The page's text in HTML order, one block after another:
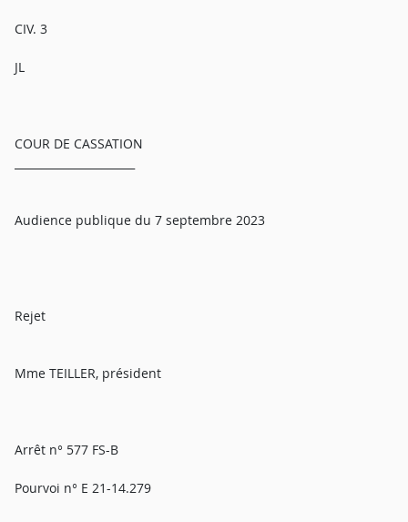
CIV. 3
JL
COUR DE CASSATION
Audience publique du 7 septembre 2023
Rejet
Mme TEILLER, président
Arrêt n° 577 FS-B
Pourvoi n° E 21-14.279